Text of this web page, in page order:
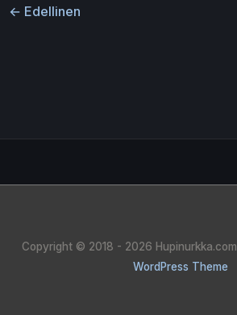
← Edellinen
Copyright © 2018 - 2026 Hupinurkka.com
WordPress Theme